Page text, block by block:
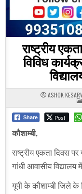
राष्ट्रीय
विविध
ASHOK
Share Post
कौशाम्बी,
राष्ट्रीय एकता दिवस
गांधी आवासीय विद्यालय
यूपी के कौशाम्बी जिले के